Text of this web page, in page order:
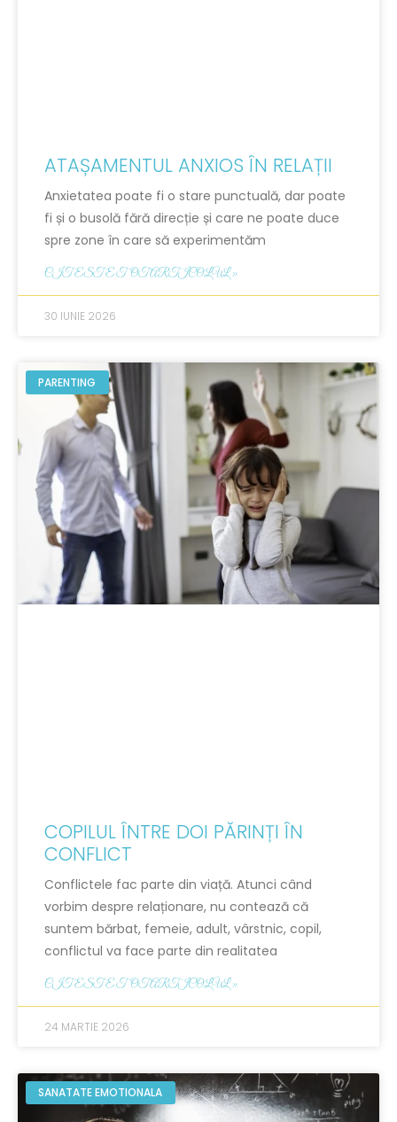
ATAȘAMENTUL ANXIOS ÎN RELAȚII
Anxietatea poate fi o stare punctuală, dar poate
fi și o busolă fără direcție și care ne poate duce
spre zone în care să experimentăm
CITESTE TOT ARTICOLUL »
30 IUNIE 2026
PARENTING
COPILUL ÎNTRE DOI PĂRINȚI ÎN
CONFLICT
Conflictele fac parte din viață. Atunci când
vorbim despre relaționare, nu contează că
suntem bărbat, femeie, adult, vârstnic, copil,
conflictul va face parte din realitatea
CITESTE TOT ARTICOLUL »
24 MARTIE 2026
SANATATE EMOTIONALA